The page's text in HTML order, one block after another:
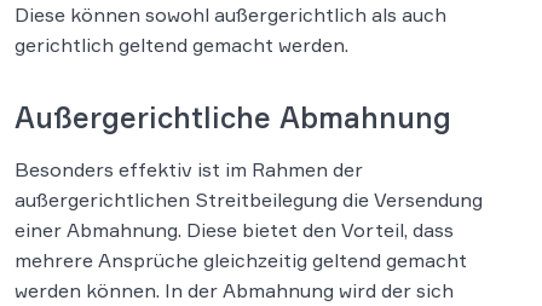
Diese können sowohl außergerichtlich als auch
gerichtlich geltend gemacht werden.
Außergerichtliche Abmahnung
Besonders effektiv ist im Rahmen der
außergerichtlichen Streitbeilegung die Versendung
einer Abmahnung. Diese bietet den Vorteil, dass
mehrere Ansprüche gleichzeitig geltend gemacht
werden können. In der Abmahnung wird der sich